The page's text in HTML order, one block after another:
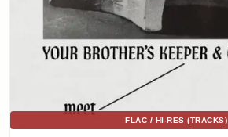
FLAC / HI-RES (TRACKS)